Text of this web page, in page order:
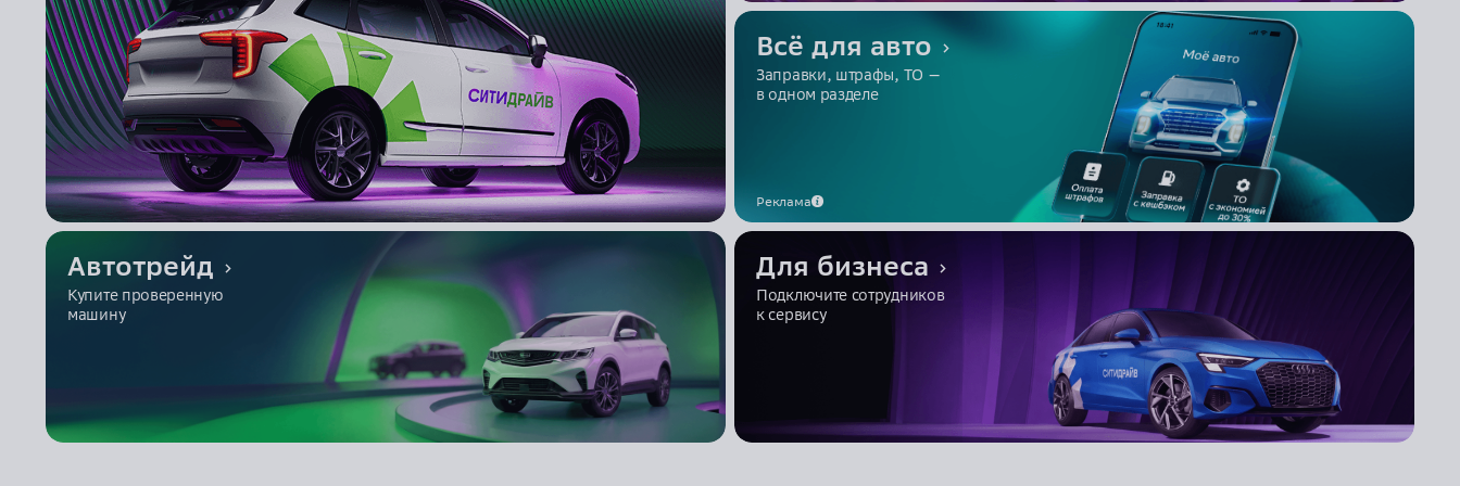
О приложении
Зоны покрытия
Блог
Премиум
Электро
Документы
Всё для авто
Заправки, штрафы, ТО —
в одном разделе
Реклама
Автотрейд
Купите проверенную
машину
Для бизнеса
Подключите сотрудников
к сервису